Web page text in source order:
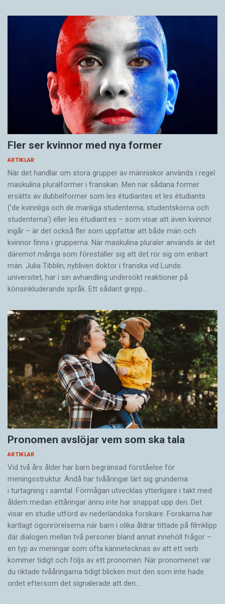
Fler ser kvinnor med nya former
ARTIKLAR
När det handlar om stora grupper av människor används i regel
maskulina pluralformer i franskan. Men när sådana ­former
ersätts av dubbel­former som les étudiantes et les étudiants
(’de kvinnliga och de manliga studenterna; studentskorna och
studenterna’) eller les étudiant·es – som visar att även kvinnor
ingår – är det också fler som uppfattar att både män och
kvinnor finns i grupperna. När maskulina pluraler används är det
där­emot många som föreställer sig att det rör sig om enbart
män. Julia Tibblin, nybliven doktor i franska vid Lunds
universitet, har i sin avhandling undersökt reaktioner på
könsinkluderande språk. Ett sådant grepp…
Pronomen avslöjar vem som ska tala
ARTIKLAR
Vid två års ålder har barn begränsad förståelse för
meningsstruktur. Ändå har tvååringar lärt sig grunderna
i turtagning i samtal. Förmågan utvecklas ytterligare i takt med
åldern medan ettåringar ännu inte har snappat upp den. Det
visar en studie utförd av nederländska forskare. Forskarna har
kartlagt ögonrörelserna när barn i olika åldrar tittade på filmklipp
där dialogen mellan två personer bland annat innehöll frågor –
en typ av meningar som ofta kännetecknas av att ett verb
kommer tidigt och följs av ett pronomen. När pronomenet var
du riktade tvååringarna tidigt blicken mot den som inte hade
ordet eftersom det ­signalerade att den…